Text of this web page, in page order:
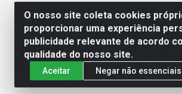
O nosso site coleta cookies
proporcionar uma experiência
publicidade relevante de acordo
qualidade do nosso site.
Aceitar Negar não essenciais
Linhavix